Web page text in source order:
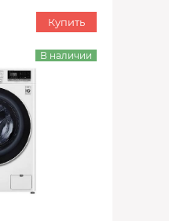
Купить
В наличии